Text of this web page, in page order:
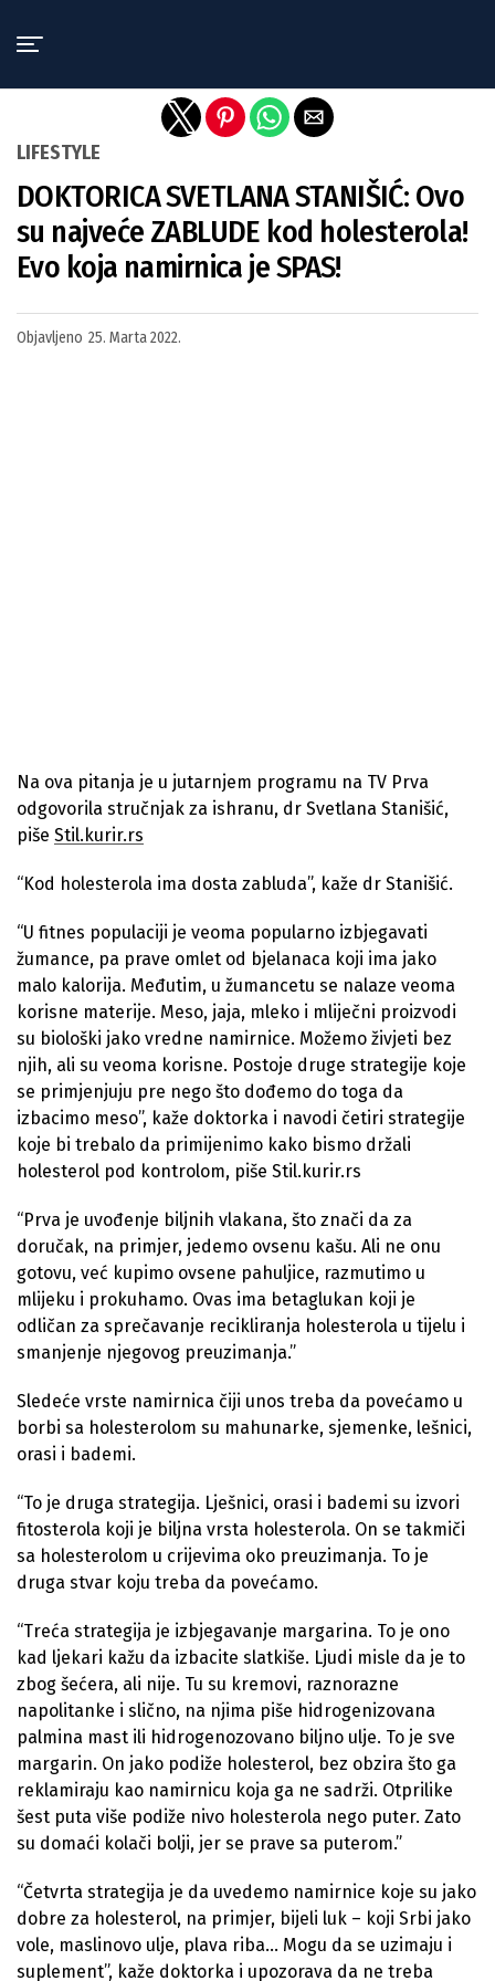
LIFESTYLE
DOKTORICA SVETLANA STANIŠIĆ: Ovo
su najveće ZABLUDE kod holesterola!
Evo koja namirnica je SPAS!
Objavljeno 25. Marta 2022.
Na ova pitanja je u jutarnjem programu na TV Prva
odgovorila stručnjak za ishranu, dr Svetlana Stanišić,
piše Stil.kurir.rs
“Kod holesterola ima dosta zabluda”, kaže dr Stanišić.
“U fitnes populaciji je veoma popularno izbjegavati
žumance, pa prave omlet od bjelanaca koji ima jako
malo kalorija. Međutim, u žumancetu se nalaze veoma
korisne materije. Meso, jaja, mleko i mliječni proizvodi
su biološki jako vredne namirnice. Možemo živjeti bez
njih, ali su veoma korisne. Postoje druge strategije koje
se primjenjuju pre nego što dođemo do toga da
izbacimo meso”, kaže doktorka i navodi četiri strategije
koje bi trebalo da primijenimo kako bismo držali
holesterol pod kontrolom, piše Stil.kurir.rs
“Prva je uvođenje biljnih vlakana, što znači da za
doručak, na primjer, jedemo ovsenu kašu. Ali ne onu
gotovu, već kupimo ovsene pahuljice, razmutimo u
mlijeku i prokuhamo. Ovas ima betaglukan koji je
odličan za sprečavanje recikliranja holesterola u tijelu i
smanjenje njegovog preuzimanja.”
Sledeće vrste namirnica čiji unos treba da povećamo u
borbi sa holesterolom su mahunarke, sjemenke, lešnici,
orasi i bademi.
“To je druga strategija. Lješnici, orasi i bademi su izvori
fitosterola koji je biljna vrsta holesterola. On se takmiči
sa holesterolom u crijevima oko preuzimanja. To je
druga stvar koju treba da povećamo.
“Treća strategija je izbjegavanje margarina. To je ono
kad ljekari kažu da izbacite slatkiše. Ljudi misle da je to
zbog šećera, ali nije. Tu su kremovi, raznorazne
napolitanke i slično, na njima piše hidrogenizovana
palmina mast ili hidrogenozovano biljno ulje. To je sve
margarin. On jako podiže holesterol, bez obzira što ga
reklamiraju kao namirnicu koja ga ne sadrži. Otprilike
šest puta više podiže nivo holesterola nego puter. Zato
su domaći kolači bolji, jer se prave sa puterom.”
“Četvrta strategija je da uvedemo namirnice koje su jako
dobre za holesterol, na primjer, bijeli luk – koji Srbi jako
vole, maslinovo ulje, plava riba… Mogu da se uzimaju i
suplement”, kaže doktorka i upozorava da ne treba